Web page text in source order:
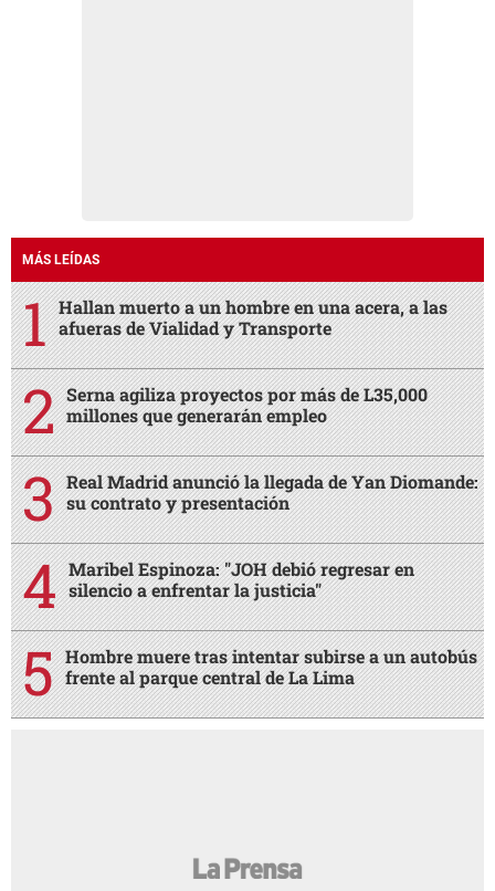
MÁS LEÍDAS
Hallan muerto a un hombre en una acera, a las
afueras de Vialidad y Transporte
Serna agiliza proyectos por más de L35,000
millones que generarán empleo
Real Madrid anunció la llegada de Yan Diomande:
su contrato y presentación
Maribel Espinoza: "JOH debió regresar en
silencio a enfrentar la justicia"
Hombre muere tras intentar subirse a un autobús
frente al parque central de La Lima